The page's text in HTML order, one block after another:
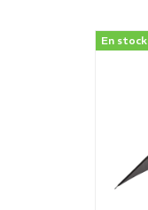
En stock